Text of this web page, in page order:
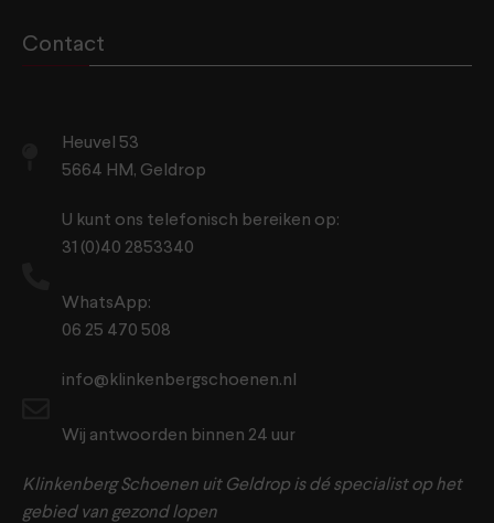
Contact
Heuvel 53
5664 HM, Geldrop
U kunt ons telefonisch bereiken op:
31 (0)40 2853340
WhatsApp:
06 25 470 508
info@klinkenbergschoenen.nl
Wij antwoorden binnen 24 uur
Klinkenberg Schoenen uit Geldrop is dé specialist op het
gebied van gezond lopen